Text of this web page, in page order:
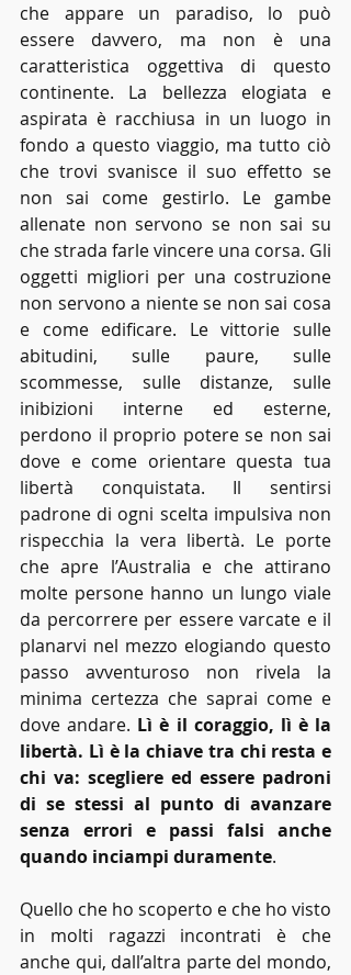
che appare un paradiso, lo può
essere davvero, ma non è una
caratteristica oggettiva di questo
continente. La bellezza elogiata e
aspirata è racchiusa in un luogo in
fondo a questo viaggio, ma tutto ciò
che trovi svanisce il suo effetto se
non sai come gestirlo. Le gambe
allenate non servono se non sai su
che strada farle vincere una corsa. Gli
oggetti migliori per una costruzione
non servono a niente se non sai cosa
e come edificare. Le vittorie sulle
abitudini, sulle paure, sulle
scommesse, sulle distanze, sulle
inibizioni interne ed esterne,
perdono il proprio potere se non sai
dove e come orientare questa tua
libertà conquistata. Il sentirsi
padrone di ogni scelta impulsiva non
rispecchia la vera libertà. Le porte
che apre l’Australia e che attirano
molte persone hanno un lungo viale
da percorrere per essere varcate e il
planarvi nel mezzo elogiando questo
passo avventuroso non rivela la
minima certezza che saprai come e
dove andare. Lì è il coraggio, lì è la
libertà. Lì è la chiave tra chi resta e
chi va: scegliere ed essere padroni
di se stessi al punto di avanzare
senza errori e passi falsi anche
quando inciampi duramente.
Quello che ho scoperto e che ho visto
in molti ragazzi incontrati è che
anche qui, dall’altra parte del mondo,